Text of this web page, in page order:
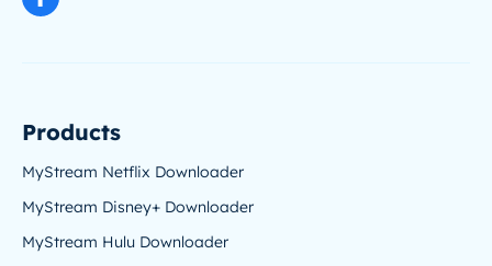
Products
MyStream Netflix Downloader
MyStream Disney+ Downloader
MyStream Hulu Downloader